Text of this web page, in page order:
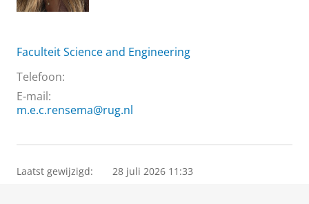
Faculteit Science and Engineering
Telefoon:
E-mail:
m.e.c.rensema@rug.nl
Laatst gewijzigd: 28 juli 2026 11:33